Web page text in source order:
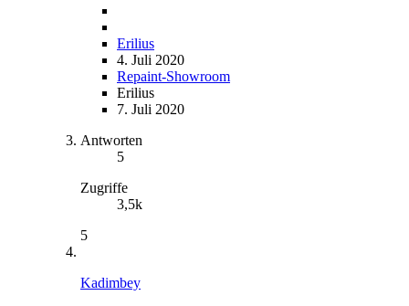
Erilius
4. Juli 2020
Repaint-Showroom
Erilius
7. Juli 2020
Antworten
5
Zugriffe
3,5k
5
Kadimbey